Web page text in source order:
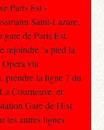
Paris Est -
Saint-Lazare,
de Paris Est,
rejoindre `a pied la
via
prendre la ligne 7 du
Courneuve, et
Gare de l'Est.
les autres lignes